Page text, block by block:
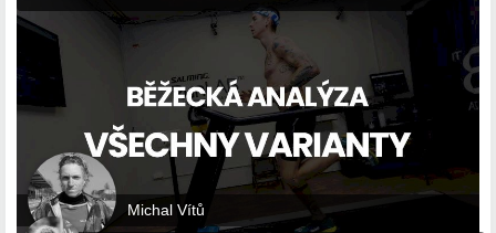
Michal Vítů